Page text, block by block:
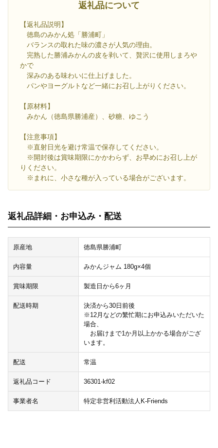
返礼品について
【返礼品説明】
徳島のみかん処「勝浦町」
バランスの取れた味の濃さが人気の理由。
完熟した勝浦みかんの皮を剥いて、贅沢に使用しまろや
かで
深みのある味わいに仕上げました。
パンやヨーグルトなど一緒にお召し上がりください。
【原材料】
みかん（徳島県勝浦産）、砂糖、ゆこう
【注意事項】
※直射日光を避け常温で保存してください。
※開封後は賞味期限にかかわらず、お早めにお召し上が
りください。
※まれに、小さな種が入っている場合がございます。
返礼品詳細・お申込み・配送
原産地 徳島県勝浦町
内容量 みかんジャム 180g×4個
賞味期限 製造日から6ヶ月
配送時期
決済から30日前後
※12月などの繁忙期にお申込みいただいた
場合、
お届けまで1か月以上かかる場合がござ
います。
配送 常温
返礼品コード 36301-kf02
事業者名 特定非営利活動法人K-Friends